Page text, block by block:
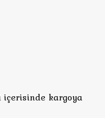
içerisinde kargoya